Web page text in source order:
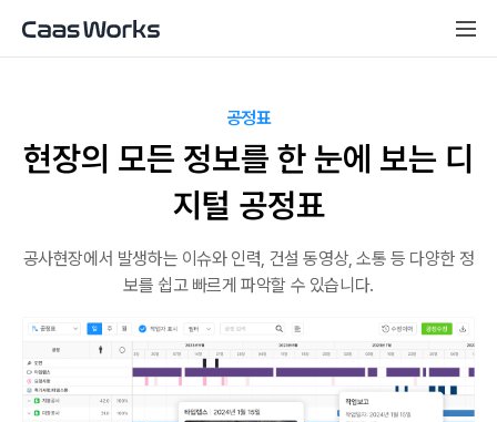
공정표
현장의 모든 정보를 한 눈에 보는 디
지털 공정표
공사현장에서 발생하는 이슈와 인력, 건설 동영상, 소통 등 다양한 정
보를 쉽고 빠르게 파악할 수 있습니다.